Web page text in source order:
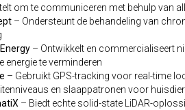
om te communiceren met behulp van
– Ondersteunt de behandeling van
– Ontwikkelt en commercialiseert
energie te verminderen
– Gebruikt GPS-tracking voor real-time
en slaappatronen voor
– Biedt echte solid-state LiDAR-